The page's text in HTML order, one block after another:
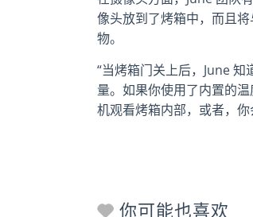
像头放到了烤箱中，而且
物。
“当烤箱门关上后，June
量。如果你使用了内置的
机观看烤箱内部，或者，你
你可能也喜欢